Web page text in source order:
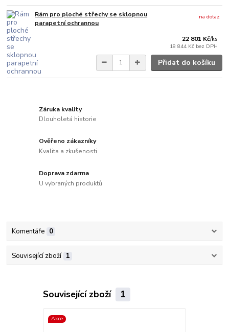
Rám pro ploché střechy se sklopnou
parapetní ochrannou
22 801 Kč/ks
18 844 Kč bez DPH
na dotaz
Přidat do košíku
Záruka kvality
Dlouholetá historie
Ověřeno zákazníky
Kvalita a zkušenosti
Doprava zdarma
U vybraných produktů
Komentáře 0
Související zboží 1
Související zboží 1
Akce